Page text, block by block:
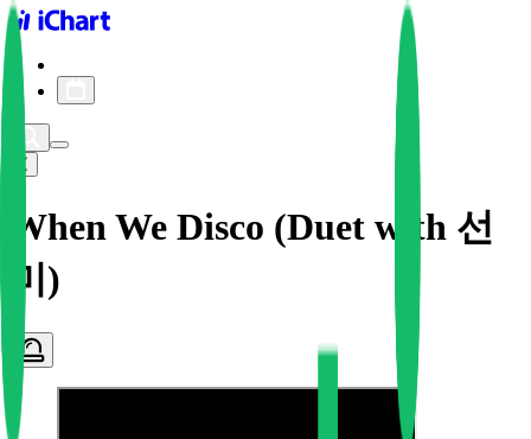
iChart logo
When We Disco (Duet with 선
미)